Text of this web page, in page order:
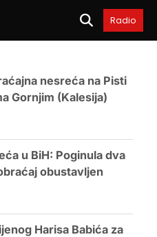
Radio
nesreća na Pisti
Gornjim (Kalesija)
u BiH: Poginula dva
obustavljen
Harisa Babića za